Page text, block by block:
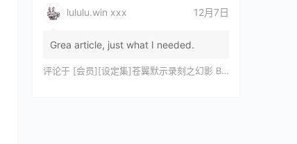
lululu.win xxx 12月7日
Grea article, just what I needed.
评论于 [会员][设定集]苍翼默示录刻之幻影 BLAZBLUE CHRONOPHANTASMA 公式設定資料集II